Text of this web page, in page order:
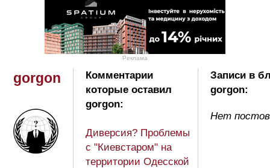
Реклама
gorgon
Комментарии
которые оставил
gorgon:
Диверсия? Проблемы
с "Киевстаром" на
территории Одесской
Записи в
gorgon:
Нет